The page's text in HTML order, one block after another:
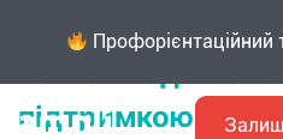
Профорієнтаційний
Штучний
навчанні: де
підтримкою та